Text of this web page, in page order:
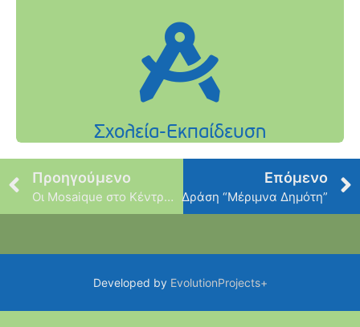
Προηγούμενο
Οι Mosaique στο Κέντρο Μπενετάτου
Επόμενο
Δράση “Μέριμνα Δημότη”
Developed by EvolutionProjects+